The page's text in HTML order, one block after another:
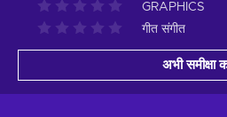
GRAPHICS
गीत संगीत
अभी समीक्षा